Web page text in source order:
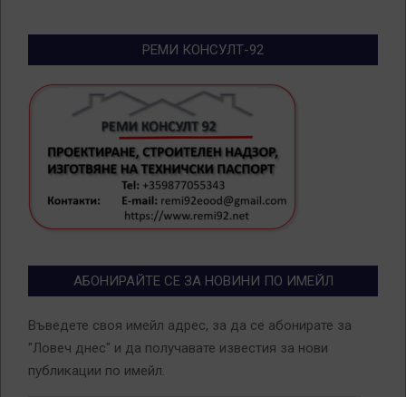
РЕМИ КОНСУЛТ-92
АБОНИРАЙТЕ СЕ ЗА НОВИНИ ПО ИМЕЙЛ
Въведете своя имейл адрес, за да се абонирате за
"Ловеч днес" и да получавате известия за нови
публикации по имейл.